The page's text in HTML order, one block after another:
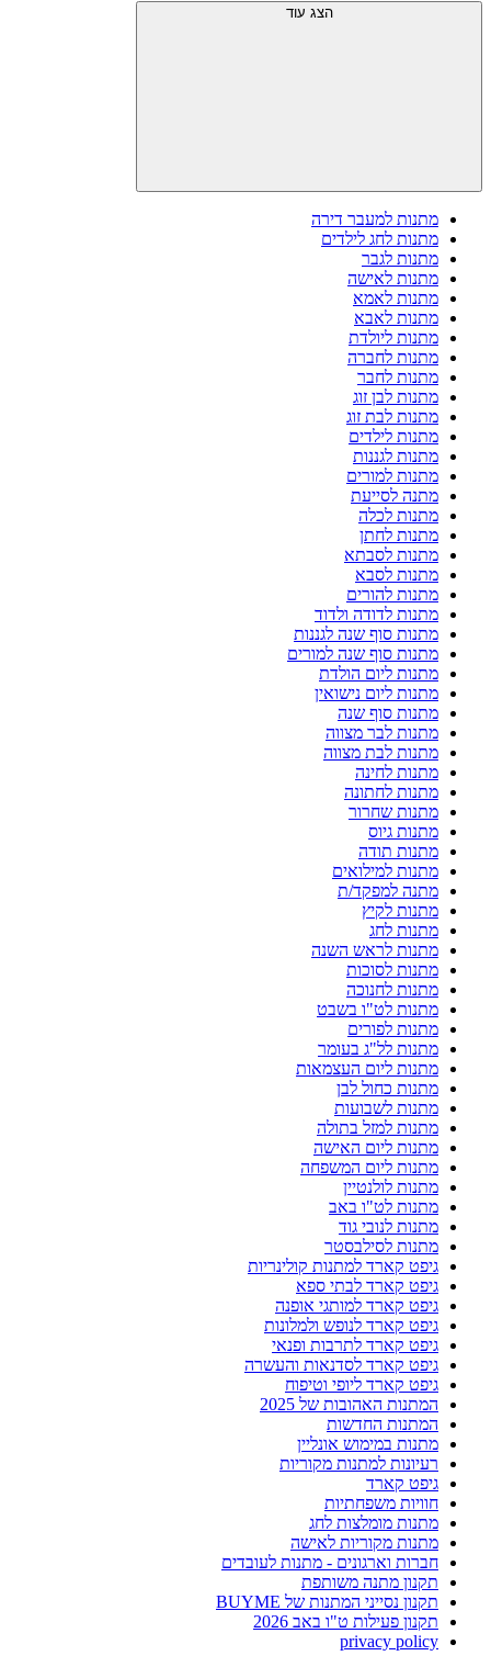
הצג עוד
מתנות למעבר דירה
מתנות לחג לילדים
מתנות לגבר
מתנות לאישה
מתנות לאמא
מתנות לאבא
מתנות ליולדת
מתנות לחברה
מתנות לחבר
מתנות לבן זוג
מתנות לבת זוג
מתנות לילדים
מתנות לגננות
מתנות למורים
מתנה לסייעת
מתנות לכלה
מתנות לחתן
מתנות לסבתא
מתנות לסבא
מתנות להורים
מתנות לדודה ולדוד
מתנות סוף שנה לגננות
מתנות סוף שנה למורים
מתנות ליום הולדת
מתנות ליום נישואין
מתנות סוף שנה
מתנות לבר מצווה
מתנות לבת מצווה
מתנות לחינה
מתנות לחתונה
מתנות שחרור
מתנות גיוס
מתנות תודה
מתנות למילואים
מתנה למפקד/ת
מתנות לקיץ
מתנות לחג
מתנות לראש השנה
מתנות לסוכות
מתנות לחנוכה
מתנות לט"ו בשבט
מתנות לפורים
מתנות לל"ג בעומר
מתנות ליום העצמאות
מתנות כחול לבן
מתנות לשבועות
מתנות למזל בתולה
מתנות ליום האישה
מתנות ליום המשפחה
מתנות לולנטיין
מתנות לט"ו באב
מתנות לנובי גוד
מתנות לסילבסטר
גיפט קארד למתנות קולינריות
גיפט קארד לבתי ספא
גיפט קארד למותגי אופנה
גיפט קארד לנופש ולמלונות
גיפט קארד לתרבות ופנאי
גיפט קארד לסדנאות והעשרה
גיפט קארד ליופי וטיפוח
המתנות האהובות של 2025
המתנות החדשות
מתנות במימוש אונליין
רעיונות למתנות מקוריות
גיפט קארד
חוויות משפחתיות
מתנות מומלצות לחג
מתנות מקוריות לאישה
חברות וארגונים - מתנות לעובדים
תקנון מתנה משותפת
תקנון נסייני המתנות של BUYME
תקנון פעילות ט"ו באב 2026
privacy policy